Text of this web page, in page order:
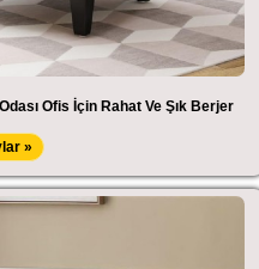
Ofis İçin Rahat Ve Şık Berjer
»